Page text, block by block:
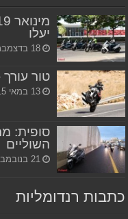
יעלו
18 בדצמבר 2018
טור
13 במאי 2015
סופית:
השוליים
21 בנובמבר 2019
כתבות רנדומליות